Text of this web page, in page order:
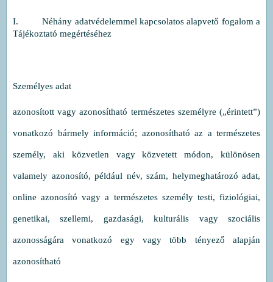
I. Néhány adatvédelemmel kapcsolatos alapvető fogalom a
Tájékoztató megértéséhez
Személyes adat
azonosított vagy azonosítható természetes személyre („érintett”)
vonatkozó bármely információ; azonosítható az a természetes
személy, aki közvetlen vagy közvetett módon, különösen
valamely azonosító, például név, szám, helymeghatározó adat,
online azonosító vagy a természetes személy testi, fiziológiai,
genetikai, szellemi, gazdasági, kulturális vagy szociális
azonosságára vonatkozó egy vagy több tényező alapján
azonosítható